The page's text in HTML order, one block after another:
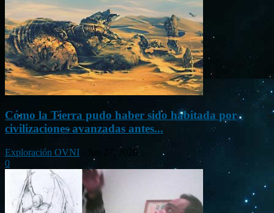
Cómo la Tierra pudo haber sido habitada por
civilizaciones avanzadas antes...
Exploración OVNI
Jun 27, 2020
0